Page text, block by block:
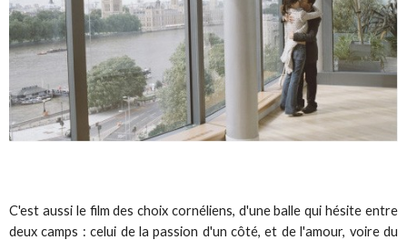
C'est aussi le film des choix cornéliens, d'une balle qui hésite entre
deux camps : celui de la passion d'un côté, et de l'amour, voire du